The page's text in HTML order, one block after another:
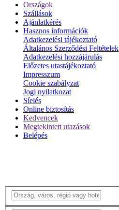
Országok
Szállások
Ajánlatkérés
Hasznos információk
Adatkezelési tájékoztató
Általános Szerződési Feltételek
Adatkezelési hozzájárulás
Előzetes utastájékoztató
Impresszum
Cookie szabályzat
Jogi nyilatkozat
Síelés
Online biztosítás
Kedvencek
Megtekintett utazások
Belépés